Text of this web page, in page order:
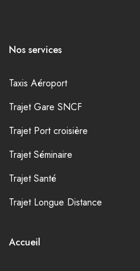
Nos services
Taxis Aéroport
Trajet Gare SNCF
Trajet Port croisière
Trajet Séminaire
Trajet Santé
Trajet Longue Distance
Accueil